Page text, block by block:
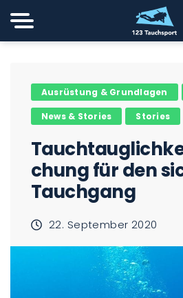
Ausrüstung & Grundlagen
News & Stories Stories
chung für den
Tauchgang
22. September 2020